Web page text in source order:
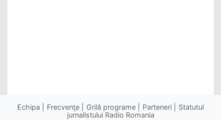
Echipa Frecvenţe Grilă programe Parteneri
Statutul
jurnalistului Radio Romania